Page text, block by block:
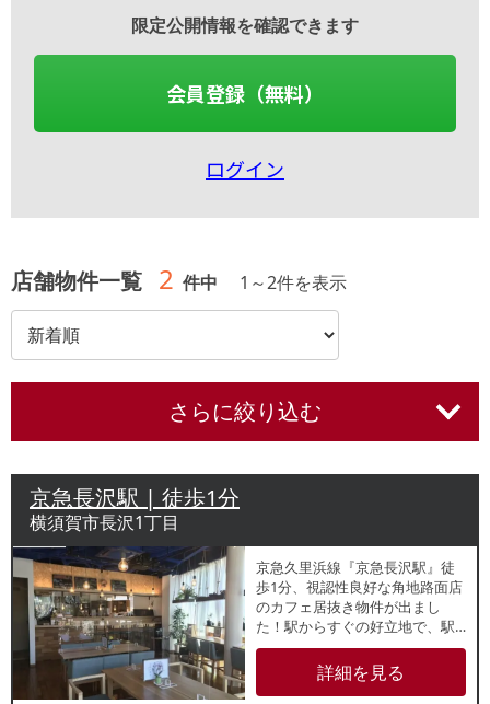
限定公開情報を確認できます
会員登録（無料）
ログイン
店舗物件一覧 2 件中 1 ～2件を表示
さらに絞り込む
京急長沢駅 | 徒歩1分
横須賀市長沢1丁目
京急久里浜線『京急長沢駅』徒
歩1分、視認性良好な角地路面店
のカフェ居抜き物件が出まし
た！駅からすぐの好立地で、駅
利用客や地域住民の休憩需要が
期待できます。カフェや洋食レ
ストラン、ベーカリー、テイク
詳細を見る